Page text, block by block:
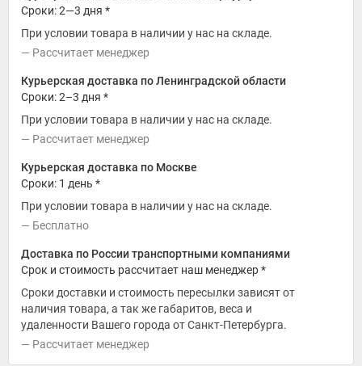
Сроки: 2—3 дня *
При условии товара в наличии у нас на складе.
Рассчитает менеджер
Курьерская доставка по Ленинградской области
Сроки: 2–3 дня *
При условии товара в наличии у нас на складе.
Рассчитает менеджер
Курьерская доставка по Москве
Сроки: 1 день *
При условии товара в наличии у нас на складе.
Бесплатно
Доставка по России транспортными компаниями
Срок и стоимость рассчитает наш менеджер *
Сроки доставки и стоимость пересылки зависят от
наличия товара, а так же габаритов, веса и
удаленности Вашего города от Санкт-Петербурга.
Рассчитает менеджер